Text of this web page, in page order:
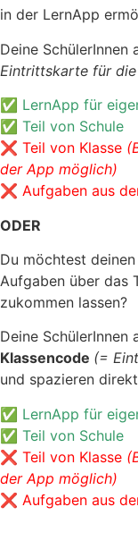
in der LernApp
Deine SchülerInnen
Eintrittskarte für die
✅ LernApp für
✅ Teil von Schule
❌ Teil von Klasse
der App möglich)
❌ Aufgaben aus
ODER
Du möchtest
Aufgaben über das
zukommen lassen?
Deine SchülerInnen
Klassencode (=
und spazieren
✅ LernApp für
✅ Teil von Schule
❌ Teil von Klasse
der App möglich)
❌ Aufgaben aus